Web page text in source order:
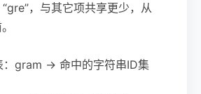
，与其它项共享更少，从
：gram → 命中的字符串ID集